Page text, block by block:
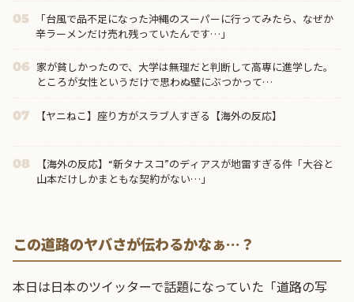
05
「台風で品不足になった沖縄のスーパーに行ってみたら、なぜか
辛ラーメンだけ売れ残っていたんです…」
06 家が貧しかったので、大学は無理だと判断して高専に進学した。
ところが女性というだけで思わぬ壁にぶつかって…
07 【ヤニねこ】座り方がスラブ人すぎる【海外の反応】
08
【海外の反応】“新タナスコ”のディアスが地雷すぎる件「大谷と
山本だけしかまともな契約がない…」
この道路のヤバさが伝わるかなぁ…？
本日は日本のツイッターで話題になっていた「道路の写